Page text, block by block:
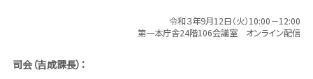
令和３年9月12日（火）10:00－12:00
第一本庁舎24階106会議室 オンライン配信
司会（吉成課長）：